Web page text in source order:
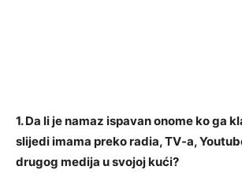
1. Da li je namaz ispavan onome ko ga
slijedi imama preko radia, TV-a,
drugog medija u svojoj kući?